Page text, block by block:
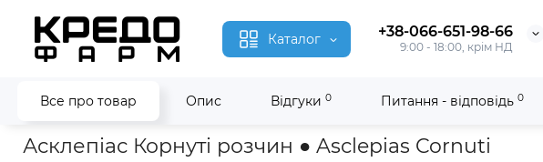
Каталог +38-066-651-98-66
9:00 - 18:00, крім НД
Все про товар Опис Відгуки 0 Питання - відповідь 0
Головна Гомеопатія Асклепіас Корнуті ● Asclepias Cornuti
Асклепіас Корнуті розчин ● Asclepias Cornuti